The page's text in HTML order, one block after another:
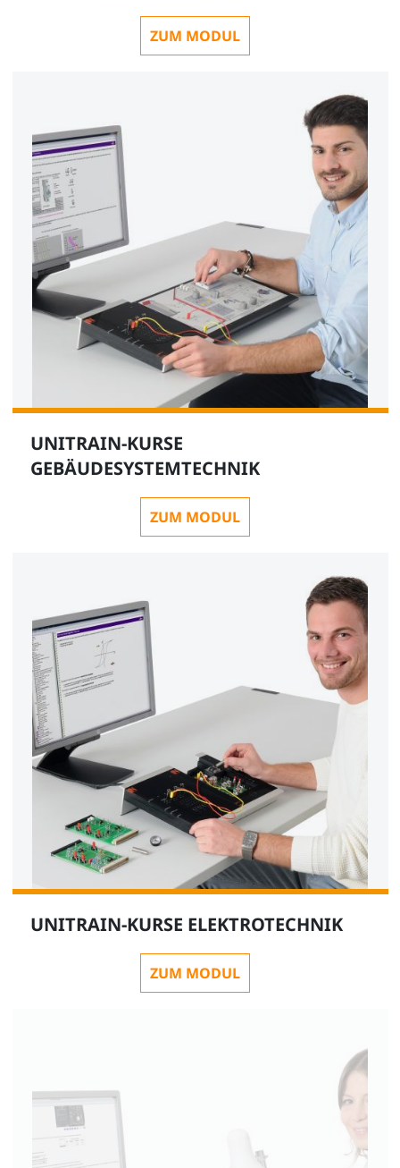
ZUM MODUL
UNITRAIN-KURSE
GEBÄUDESYSTEMTECHNIK
ZUM MODUL
UNITRAIN-KURSE ELEKTROTECHNIK
ZUM MODUL